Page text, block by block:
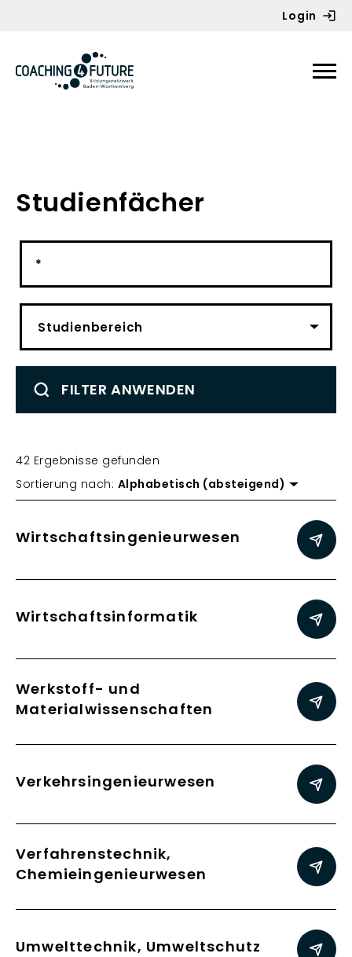
Login
Studienfächer
FILTER ANWENDEN
42 Ergebnisse gefunden
Sortierung nach: Alphabetisch (absteigend)
Wirtschaftsingenieurwesen
Wirtschaftsinformatik
Werkstoff- und
Materialwissenschaften
Verkehrsingenieurwesen
Verfahrenstechnik,
Chemieingenieurwesen
Umwelttechnik, Umweltschutz